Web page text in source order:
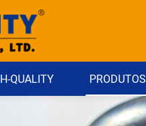
H-QUALITY PRODUTOS